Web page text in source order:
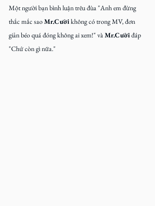
Một người bạn bình luận trêu đùa "Anh em đừng
thắc mắc sao Mr.Cười không có trong MV, đơn
giản béo quá đóng không ai xem!" và Mr.Cười đáp
"Chứ còn gì nữa."